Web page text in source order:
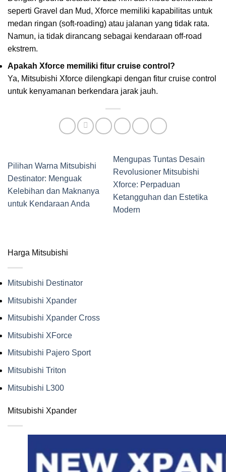
seperti Gravel dan Mud, Xforce memiliki kapabilitas untuk
medan ringan (soft-roading) atau jalanan yang tidak rata.
Namun, ia tidak dirancang sebagai kendaraan off-road
ekstrem.
Apakah Xforce memiliki fitur cruise control?
Ya, Mitsubishi Xforce dilengkapi dengan fitur cruise control
untuk kenyamanan berkendara jarak jauh.
Pilihan Warna Mitsubishi
Destinator: Menguak
Kelebihan dan Maknanya
untuk Kendaraan Anda
Mengupas Tuntas Desain
Revolusioner Mitsubishi
Xforce: Perpaduan
Ketangguhan dan Estetika
Modern
Harga Mitsubishi
Mitsubishi Destinator
Mitsubishi Xpander
Mitsubishi Xpander Cross
Mitsubishi XForce
Mitsubishi Pajero Sport
Mitsubishi Triton
Mitsubishi L300
Mitsubishi Xpander